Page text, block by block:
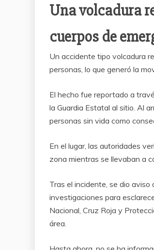
Una volcadura
cuerpos de
Un accidente tipo volcadura
personas, lo que generó la
El hecho fue reportado a
la Guardia Estatal al sitio. Al
personas sin vida como
En el lugar, las autoridades
zona mientras se llevaban a
Tras el incidente, se dio aviso
investigaciones para
Nacional, Cruz Roja y
área.